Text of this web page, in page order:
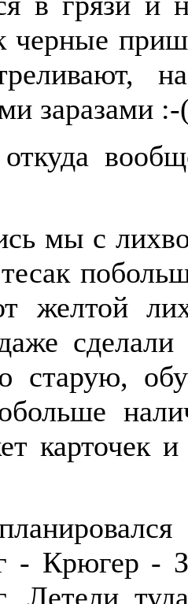
черные
заразами
мы с
желтой
сделали
старую,
карточек
- Крюгер -
Летели